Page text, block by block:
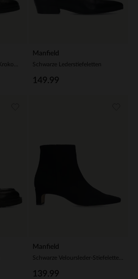
Manfield
Schwarze Lederstiefeletten
149.99
Manfield
139.99